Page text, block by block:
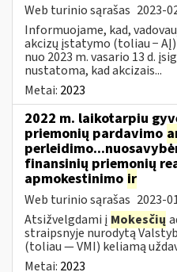
Web turinio sąrašas 2023-
Informuojame, kad,
akcizų įstatymo (toliau −
nuo 2023 m. vasario 13 d.
nustatoma, kad akcizais...
Metai: 2023
2022 m. laikotarpiu
priemonių pardavimo
finansinių priemonių
apmokestinimo ir
Web turinio sąrašas 2023-
Atsižvelgdami į Mokesčių
straipsnyje nurodytą
(toliau — VMI) keliamą
Metai: 2023